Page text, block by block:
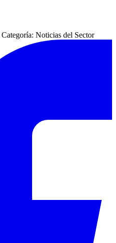
Categoría: Noticias del Sector